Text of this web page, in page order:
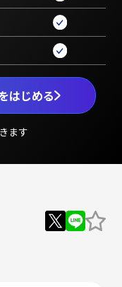
はじめる
ます